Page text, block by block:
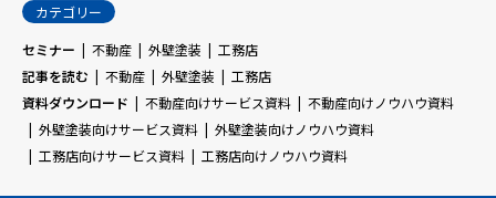
カテゴリー
セミナー
不動産 外壁塗装
工務店
記事を読む
不動産 外壁塗装
工務店
資料ダウンロード
不動産向けサービス資料
不動産向けノウハウ資料
外壁塗装向けサービス資料
外壁塗装向けノウハウ資料
工務店向けサービス資料
工務店向けノウハウ資料